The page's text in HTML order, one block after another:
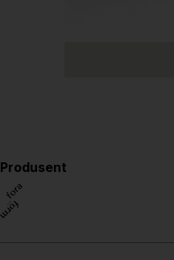
Produsent